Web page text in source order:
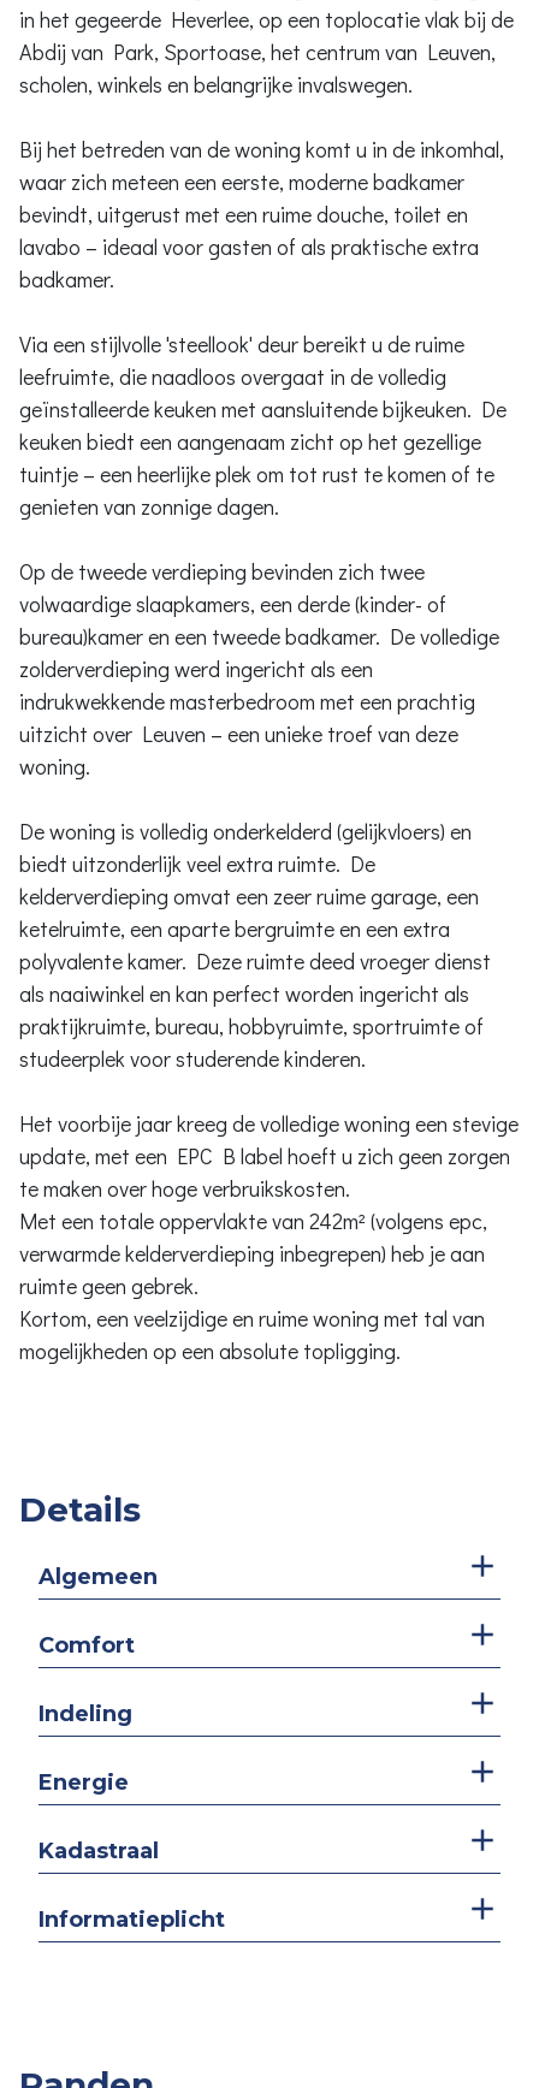
in het gegeerde Heverlee, op een toplocatie vlak bij de
Abdij van Park, Sportoase, het centrum van Leuven,
scholen, winkels en belangrijke invalswegen.
Bij het betreden van de woning komt u in de inkomhal,
waar zich meteen een eerste, moderne badkamer
bevindt, uitgerust met een ruime douche, toilet en
lavabo – ideaal voor gasten of als praktische extra
badkamer.
Via een stijlvolle 'steellook' deur bereikt u de ruime
leefruimte, die naadloos overgaat in de volledig
geïnstalleerde keuken met aansluitende bijkeuken. De
keuken biedt een aangenaam zicht op het gezellige
tuintje – een heerlijke plek om tot rust te komen of te
genieten van zonnige dagen.
Op de tweede verdieping bevinden zich twee
volwaardige slaapkamers, een derde (kinder- of
bureau)kamer en een tweede badkamer. De volledige
zolderverdieping werd ingericht als een
indrukwekkende masterbedroom met een prachtig
uitzicht over Leuven – een unieke troef van deze
woning.
De woning is volledig onderkelderd (gelijkvloers) en
biedt uitzonderlijk veel extra ruimte. De
kelderverdieping omvat een zeer ruime garage, een
ketelruimte, een aparte bergruimte en een extra
polyvalente kamer. Deze ruimte deed vroeger dienst
als naaiwinkel en kan perfect worden ingericht als
praktijkruimte, bureau, hobbyruimte, sportruimte of
studeerplek voor studerende kinderen.
Het voorbije jaar kreeg de volledige woning een stevige
update, met een EPC B label hoeft u zich geen zorgen
te maken over hoge verbruikskosten.
Met een totale oppervlakte van 242m² (volgens epc,
verwarmde kelderverdieping inbegrepen) heb je aan
ruimte geen gebrek.
Kortom, een veelzijdige en ruime woning met tal van
mogelijkheden op een absolute topligging.
Details
Algemeen
Comfort
Indeling
Energie
Kadastraal
Informatieplicht